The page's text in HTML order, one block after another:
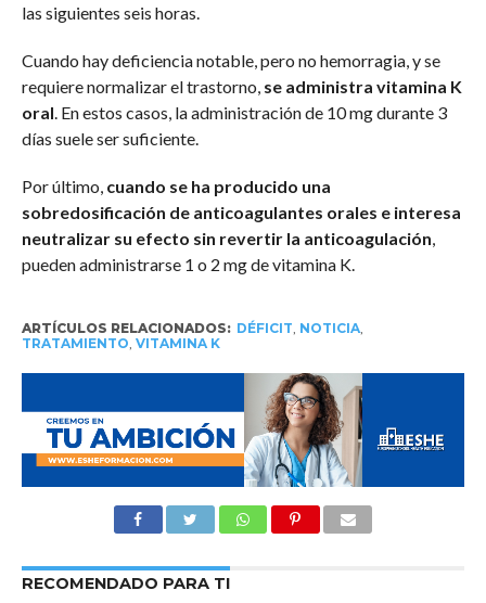
las siguientes seis horas.
Cuando hay deficiencia notable, pero no hemorragia, y se
requiere normalizar el trastorno, se administra vitamina K
oral . En estos casos, la administración de 10 mg durante 3
días suele ser suficiente.
Por último, cuando se ha producido una
sobredosificación de anticoagulantes orales e interesa
neutralizar su efecto sin revertir la anticoagulación
pueden administrarse 1 o 2 mg de vitamina K.
ARTÍCULOS RELACIONADOS: DÉFICIT NOTICIA,
TRATAMIENTO VITAMINA K
RECOMENDADO PARA TI